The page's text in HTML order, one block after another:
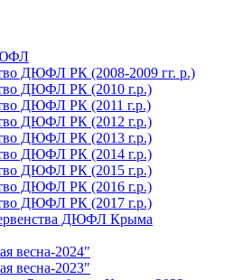
ДЮФЛ РК (2008-2009 гг. р.)
ДЮФЛ РК (2010 г.р.)
ДЮФЛ РК (2011 г.р.)
ДЮФЛ РК (2012 г.р.)
ДЮФЛ РК (2013 г.р.)
ДЮФЛ РК (2014 г.р.)
ДЮФЛ РК (2015 г.р.)
ДЮФЛ РК (2016 г.р.)
ДЮФЛ РК (2017 г.р.)
ДЮФЛ Крыма
весна-2024"
весна-2023"